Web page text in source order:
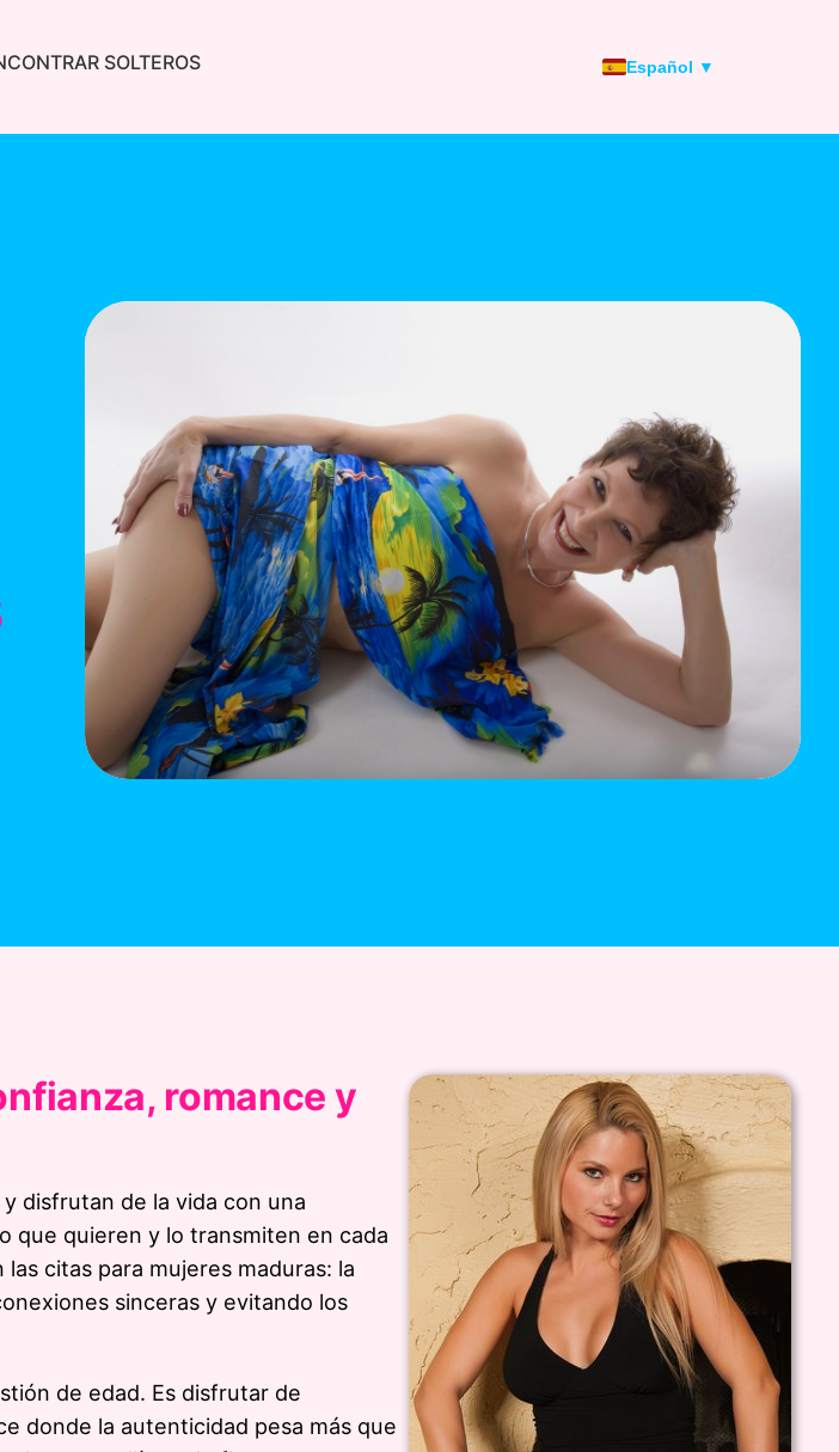
SOLTEROS Español ▼
romance y
disfrutan de la vida con una
que quieren y lo transmiten en cada
citas para mujeres maduras: la
sinceras y evitando los
de edad. Es disfrutar de
donde la autenticidad pesa más que